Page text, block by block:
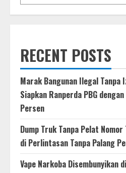
Masuk
DPO
RECENT POSTS
Marak Bangunan Ilegal Tanpa
Siapkan Ranperda PBG
Persen
Dump Truk Tanpa Pelat
di Perlintasan Tanpa Palang
Vape Narkoba Disembunyikan